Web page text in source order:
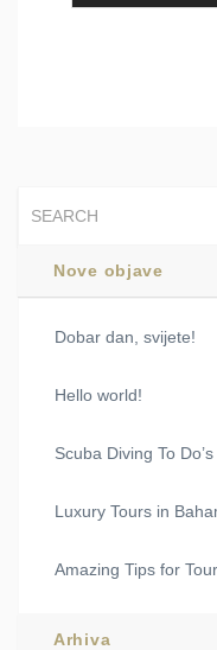
Nove objave
Dobar dan, svijete!
Hello world!
Scuba Diving To Do’s
Luxury Tours in
Amazing Tips for
Arhiva